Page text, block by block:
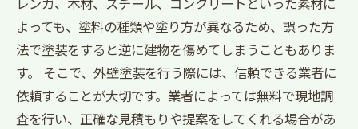
よっても、塗料の種類や塗り方が異なるため、誤った方
法で塗装をすると逆に建物を傷めてしまうこともありま
す。 そこで、外壁塗装を行う際には、信頼できる業者に
依頼することが大切です。業者によっては無料で現地調
査を行い、正確な見積もりや提案をしてくれる場合があ